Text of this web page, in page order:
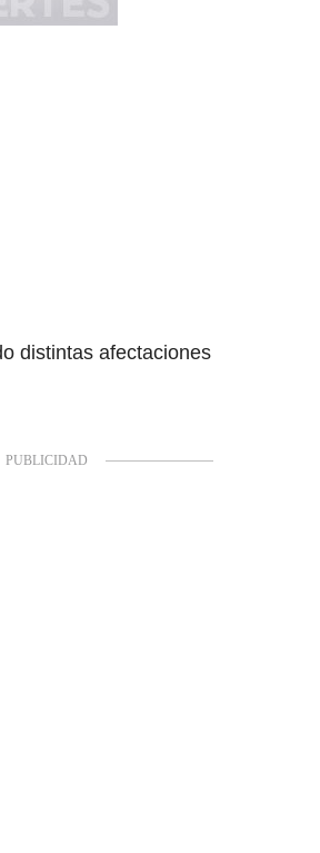
distintas afectaciones